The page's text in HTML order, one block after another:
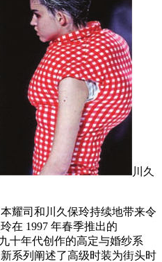
川久
司和川久保玲持续地带来令
在 1997 年春季推出的
十年代创作的高定与婚纱系
系列阐述了高级时装为街头时